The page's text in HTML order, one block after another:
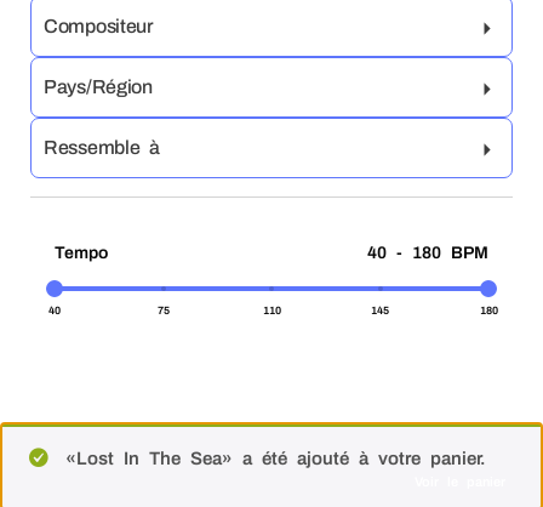
Compositeur
Pays/Région
Ressemble à
Tempo 40 - 180 BPM
40 75 110 145 180
«Lost In The Sea» a été ajouté à votre panier.